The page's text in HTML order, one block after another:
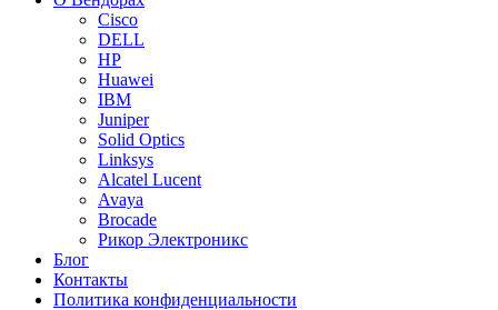
Cisco
DELL
HP
Huawei
IBM
Juniper
Solid Optics
Linksys
Alcatel Lucent
Avaya
Brocade
Рикор Электроникс
Блог
Контакты
Политика конфиденциальности